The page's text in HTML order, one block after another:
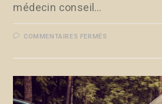
médecin conseil…
COMMENTAIRES FERMÉS